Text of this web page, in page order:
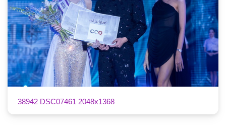
38942 DSC07461 2048x1368